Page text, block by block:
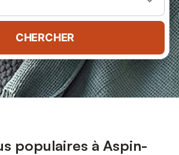
CHERCHER
populaires à Aspin-